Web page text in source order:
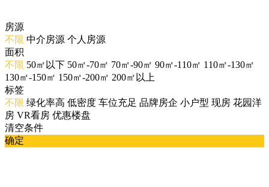
房源
不限 中介房源 个人房源
面积
不限 50㎡以下 50㎡-70㎡ 70㎡-90㎡ 90㎡-110㎡ 110㎡-130㎡
130㎡-150㎡ 150㎡-200㎡ 200㎡以上
标签
不限 绿化率高 低密度 车位充足 品牌房企 小户型 现房 花园洋
房 VR看房 优惠楼盘
清空条件
确定